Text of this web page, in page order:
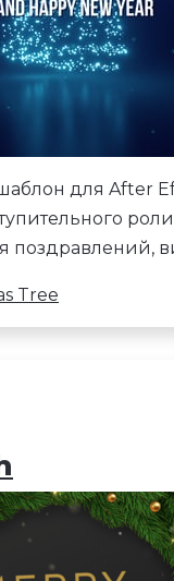
для After
поздравлений,
Tree